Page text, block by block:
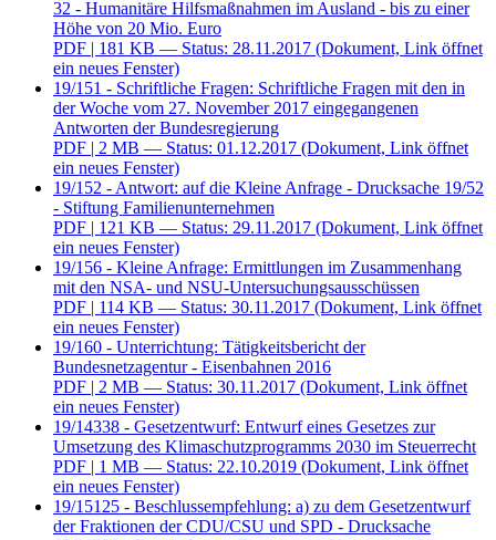
32 - Humanitäre Hilfsmaßnahmen im Ausland - bis zu einer
Höhe von 20 Mio. Euro
PDF | 181 KB — Status: 28.11.2017 (Dokument, Link öffnet
ein neues Fenster)
19/151 - Schriftliche Fragen: Schriftliche Fragen mit den in
der Woche vom 27. November 2017 eingegangenen
Antworten der Bundesregierung
PDF | 2 MB — Status: 01.12.2017 (Dokument, Link öffnet
ein neues Fenster)
19/152 - Antwort: auf die Kleine Anfrage - Drucksache 19/52
- Stiftung Familienunternehmen
PDF | 121 KB — Status: 29.11.2017 (Dokument, Link öffnet
ein neues Fenster)
19/156 - Kleine Anfrage: Ermittlungen im Zusammenhang
mit den NSA- und NSU-Untersuchungsausschüssen
PDF | 114 KB — Status: 30.11.2017 (Dokument, Link öffnet
ein neues Fenster)
19/160 - Unterrichtung: Tätigkeitsbericht der
Bundesnetzagentur - Eisenbahnen 2016
PDF | 2 MB — Status: 30.11.2017 (Dokument, Link öffnet
ein neues Fenster)
19/14338 - Gesetzentwurf: Entwurf eines Gesetzes zur
Umsetzung des Klimaschutzprogramms 2030 im Steuerrecht
PDF | 1 MB — Status: 22.10.2019 (Dokument, Link öffnet
ein neues Fenster)
19/15125 - Beschlussempfehlung: a) zu dem Gesetzentwurf
der Fraktionen der CDU/CSU und SPD - Drucksache